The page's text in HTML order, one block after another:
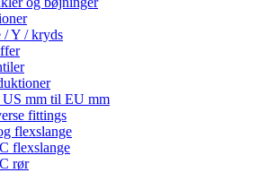
/ Y / kryds
US mm til EU mm
fittings
flexslange
flexslange
rør